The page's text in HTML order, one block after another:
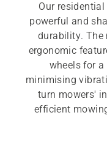
Our
powerful and
durability. The
ergonomic
wheels for
minimising
turn mowers'
efficient